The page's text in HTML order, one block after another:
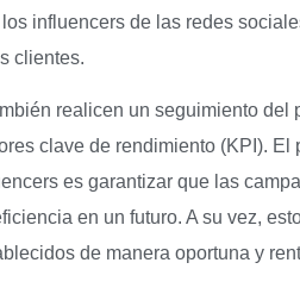
influencers de las redes
clientes.
realicen un seguimiento del
clave de rendimiento (KPI). El
es garantizar que las
en un futuro. A su vez,
de manera oportuna y